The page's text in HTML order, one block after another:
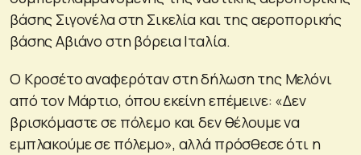
βάσης Σιγονέλα στη Σικελία και της αεροπορικής
βάσης Αβιάνο στη βόρεια Ιταλία.
Ο Κροσέτο αναφερόταν στη δήλωση της Μελόνι
από τον Μάρτιο, όπου εκείνη επέμεινε: «Δεν
βρισκόμαστε σε πόλεμο και δεν θέλουμε να
εμπλακούμε σε πόλεμο», αλλά πρόσθεσε ότι η